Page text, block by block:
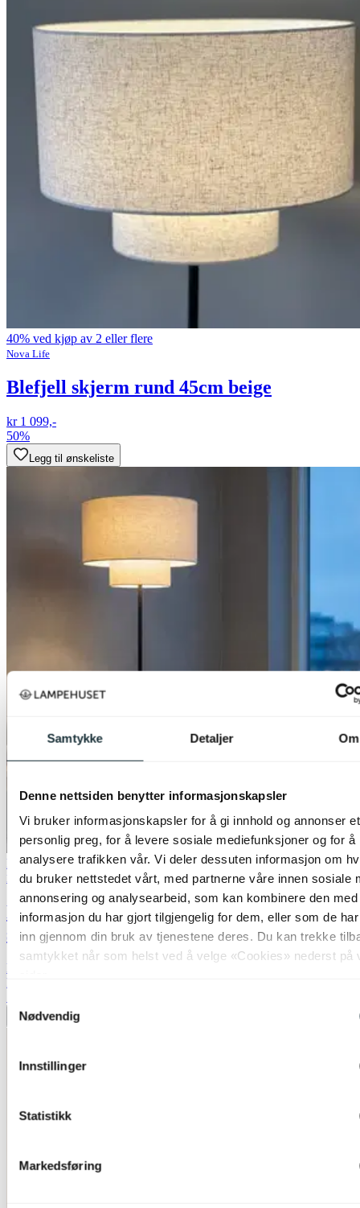
Samtykke Detaljer Om
Denne nettsiden benytter informasjonskapsler
Vi bruker informasjonskapsler for å gi innhold og annonser et
personlig preg, for å levere sosiale mediefunksjoner og for å
analysere trafikken vår. Vi deler dessuten informasjon om
du bruker nettstedet vårt, med partnerne våre innen sosiale
annonsering og analysearbeid, som kan kombinere den med
informasjon du har gjort tilgjengelig for dem, eller som de
inn gjennom din bruk av tjenestene deres. Du kan trekke
samtykket når som helst ved å velge «Cookies» nederst på
Samtykkevalg
Nødvendig
Innstillinger
Statistikk
Markedsføring
40% ved kjøp av 2 eller flere
Nova Life
Blefjell skjerm rund 45cm beige
kr 1 099,-
50%
Legg til ønskeliste
Bestselger50% på nesten alle gulvlamper
Nova Life
Blefjell gulvlampe uten skjerm 130cm
sort
kr 599,-
kr 1 199,-
Legg til ønskeliste